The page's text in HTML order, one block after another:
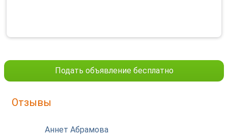
Подать объявление бесплатно
Отзывы
Аннет Абрамова